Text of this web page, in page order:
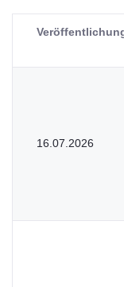
16.07.2026